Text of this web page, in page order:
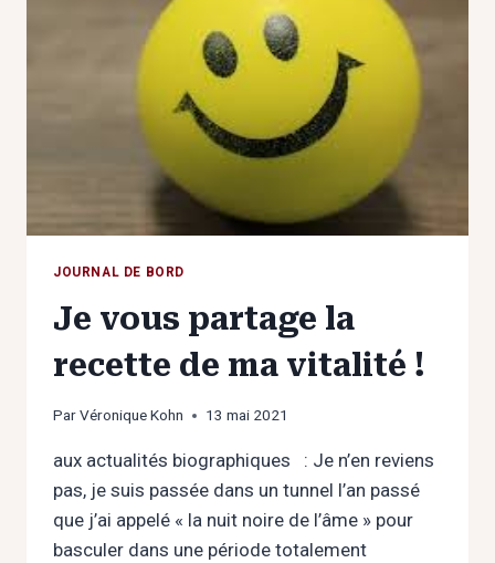
NUAGES
ET
TEMPÊTE
JOURNAL DE BORD
Je vous partage la
recette de ma vitalité !
ParVéronique Kohn 13 mai 2021
aux actualités biographiques : Je n’en reviens
pas, je suis passée dans un tunnel l’an passé
que j’ai appelé « la nuit noire de l’âme » pour
basculer dans une période totalement